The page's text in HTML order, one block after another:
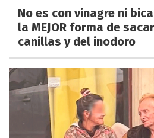
No es con vinagre ni
la MEJOR forma de
canillas y del inodoro